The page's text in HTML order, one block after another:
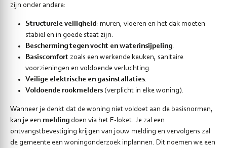
zijn onder andere:
Structurele veiligheid: muren, vloeren en het dak moeten
stabiel en in goede staat zijn.
Bescherming tegen vocht en waterinsijpeling.
Basiscomfort zoals een werkende keuken, sanitaire
voorzieningen en voldoende verluchting.
Veilige elektrische en gasinstallaties.
Voldoende rookmelders(verplicht in elke woning).
Wanneer je denkt dat de woning niet voldoet aan de basisnormen,
kan je een melding doen via het E-loket. Je zal een
ontvangstbevestiging krijgen van jouw melding en vervolgens zal
de gemeente een woningonderzoek inplannen. Dit noemen we een